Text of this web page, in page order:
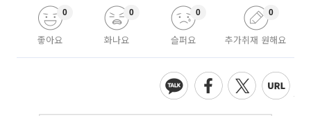
좋아요
0
화나요
0
슬퍼요
0
추가취재 원해요
0